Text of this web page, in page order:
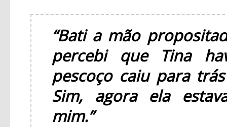
“Bati a mão
percebi que Tina
pescoço caiu para
Sim, agora ela
mim.”